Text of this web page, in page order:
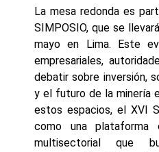
La mesa redonda es
SIMPOSIO, que se
mayo en Lima. Este
empresariales,
debatir sobre inversión,
y el futuro de la minería
estos espacios, el XVI
como una
multisectorial que